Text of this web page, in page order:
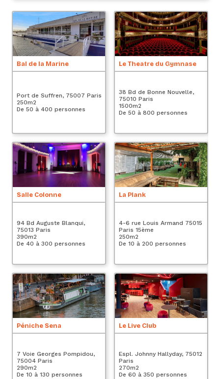
Bal de la Marine
Port de Suffren, 75007 Paris
250m2
De 50 à 400 personnes
Le Theatre du Gymnase
38 Bd de Bonne Nouvelle,
75010 Paris
1500m2
De 50 à 800 personnes
Salle Colonne
94 Bd Auguste Blanqui,
75013 Paris
390m2
De 40 à 300 personnes
La Plank
4-6 rue Louis Armand 75015
Paris 15ème
250m2
De 10 à 200 personnes
Péniche Sena
7 Voie Georges Pompidou,
75004 Paris
290m2
De 10 à 130 personnes
Le Live Club
Espl. Johnny Hallyday, 75012
Paris
270m2
De 60 à 350 personnes